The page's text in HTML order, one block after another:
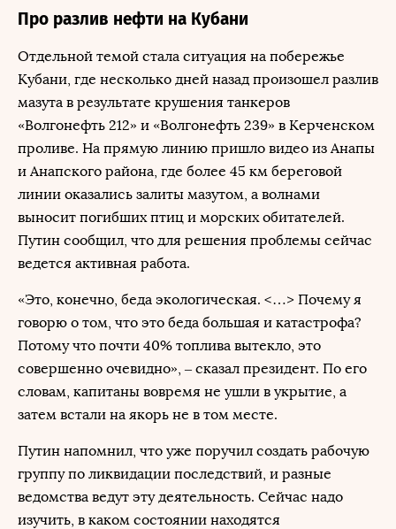
Про разлив нефти на Кубани
Отдельной темой стала ситуация на побережье
Кубани, где несколько дней назад произошел разлив
мазута в результате крушения танкеров
«Волгонефть 212» и «Волгонефть 239» в Керченском
проливе. На прямую линию пришло видео из Анапы
и Анапского района, где более 45 км береговой
линии оказались залиты мазутом, а волнами
выносит погибших птиц и морских обитателей.
Путин сообщил, что для решения проблемы сейчас
ведется активная работа.
«Это, конечно, беда экологическая. <…> Почему я
говорю о том, что это беда большая и катастрофа?
Потому что почти 40% топлива вытекло, это
совершенно очевидно», – сказал президент. По его
словам, капитаны вовремя не ушли в укрытие, а
затем встали на якорь не в том месте.
Путин напомнил, что уже поручил создать рабочую
группу по ликвидации последствий, и разные
ведомства ведут эту деятельность. Сейчас надо
изучить, в каком состоянии находятся